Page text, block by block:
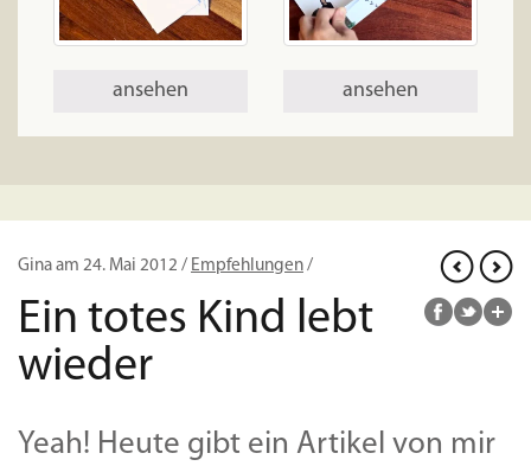
ansehen ansehen
Gina am 24. Mai 2012 / Empfehlungen /
Ein totes Kind lebt
wieder
Yeah! Heute gibt ein Artikel von mir